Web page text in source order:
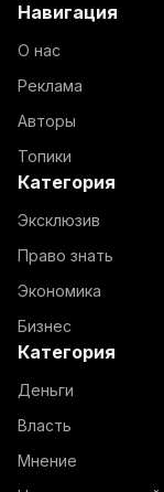
Навигация
О нас
Реклама
Авторы
Топики
Категория
Эксклюзив
Право знать
Экономика
Бизнес
Категория
Деньги
Власть
Мнение